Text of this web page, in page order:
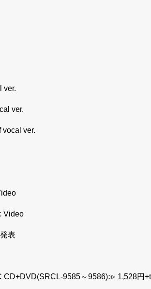
ver.
ver.
vocal ver.
Video
表
CD+DVD(SRCL-9585～9586)≫ 1,528円